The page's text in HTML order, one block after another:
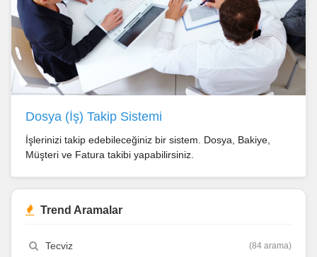
Dosya (İş) Takip Sistemi
İşlerinizi takip edebileceğiniz bir sistem. Dosya, Bakiye,
Müşteri ve Fatura takibi yapabilirsiniz.
Trend Aramalar
Tecviz (84 arama)